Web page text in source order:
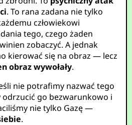
. To rana zadana nie tylko
człowiekowi
tego, czego żaden
zobaczyć. A jednak
kierować się na obraz — lecz
obraz wywołały.
nie potrafimy nazwać tego
odrzucić go bezwarunkowo i
nie tylko Gazę —
.